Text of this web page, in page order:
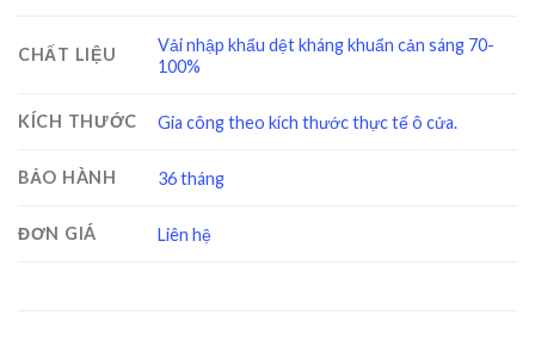
CHẤT LIỆU
Vải nhập khẩu dệt kháng khuẩn cản sáng 70-
100%
KÍCH THƯỚC Gia công theo kích thước thực tế ô cửa.
BẢO HÀNH 36 tháng
ĐƠN GIÁ Liên hệ